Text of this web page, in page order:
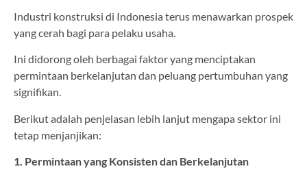
Industri konstruksi di Indonesia terus menawarkan prospek
yang cerah bagi para pelaku usaha.
Ini didorong oleh berbagai faktor yang menciptakan
permintaan berkelanjutan dan peluang pertumbuhan yang
signifikan.
Berikut adalah penjelasan lebih lanjut mengapa sektor ini
tetap menjanjikan:
1. Permintaan yang Konsisten dan Berkelanjutan